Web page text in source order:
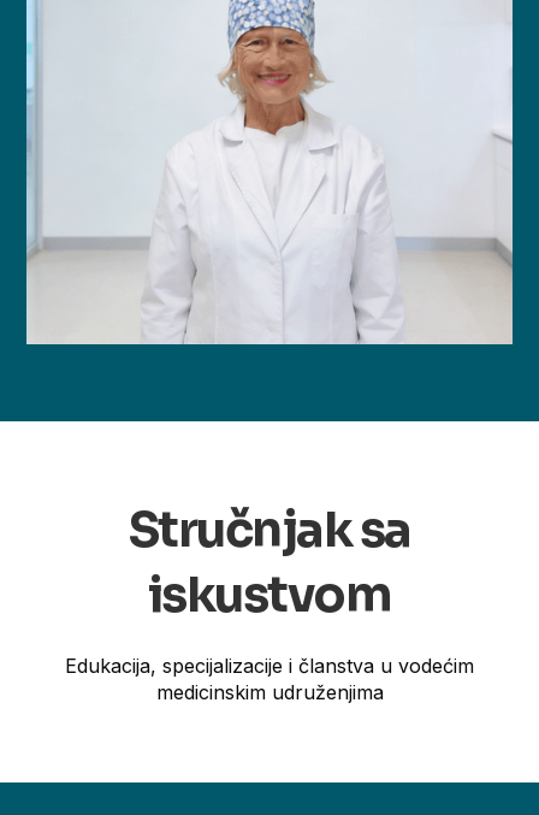
Stručnjak sa
iskustvom
Edukacija, specijalizacije i članstva u vodećim
medicinskim udruženjima